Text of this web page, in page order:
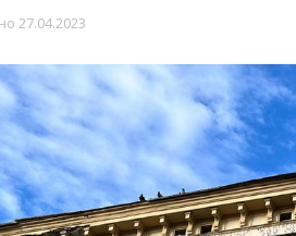
27.04.2023